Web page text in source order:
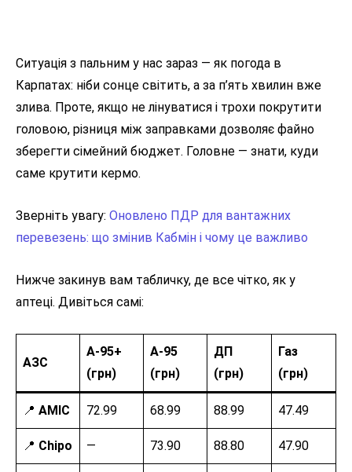
Ситуація з пальним у нас зараз — як погода в
Карпатах: ніби сонце світить, а за п’ять хвилин вже
злива. Проте, якщо не лінуватися і трохи покрутити
головою, різниця між заправками дозволяє файно
зберегти сімейний бюджет. Головне — знати, куди
саме крутити кермо.
Зверніть увагу: Оновлено ПДР для вантажних
перевезень: що змінив Кабмін і чому це важливо
Нижче закинув вам табличку, де все чітко, як у
аптеці. Дивіться самі:
АЗС
А-95+
(грн)
А-95
(грн)
ДП
(грн)
Газ
(грн)
📍 AMIC 72.99 68.99 88.99 47.49
📍 Chipo — 73.90 88.80 47.90